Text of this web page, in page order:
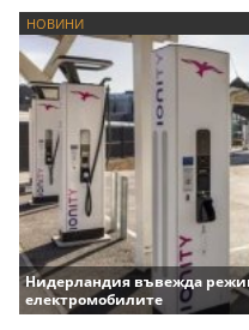
НОВИНИ
Нидерландия въвежда
електромобилите